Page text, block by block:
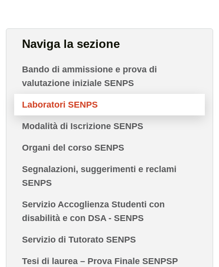
Naviga la sezione
Bando di ammissione e prova di
valutazione iniziale SENPS
Laboratori SENPS
Modalità di Iscrizione SENPS
Organi del corso SENPS
Segnalazioni, suggerimenti e reclami
SENPS
Servizio Accoglienza Studenti con
disabilità e con DSA - SENPS
Servizio di Tutorato SENPS
Tesi di laurea – Prova Finale SENPSP